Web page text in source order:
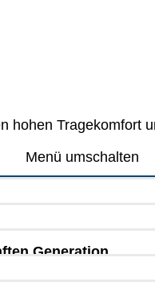
Menü umschalten
Trage­kom­fort
Generation.